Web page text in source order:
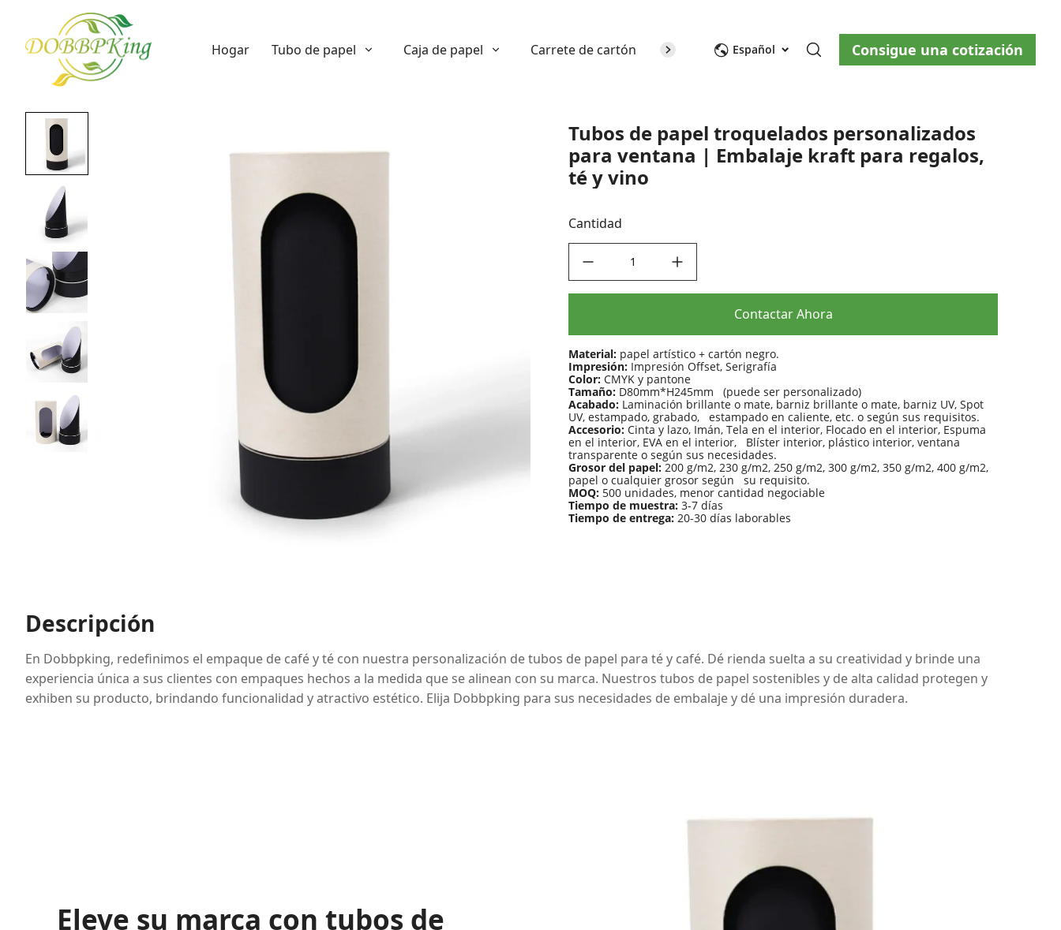
Hogar Tubo de papel Caja de papel Carrete de cartón Sobre nosotros Blog Contáctenos
Español Consigue una cotización
Tubos de papel troquelados personalizados
para ventana | Embalaje kraft para regalos,
té y vino
Cantidad
Contactar Ahora
Material: papel artístico + cartón negro.
Impresión: Impresión Offset, Serigrafía
Color: CMYK y pantone
Tamaño: D80mm*H245mm (puede ser personalizado)
Acabado: Laminación brillante o mate, barniz brillante o mate, barniz UV, Spot
UV, estampado, grabado, estampado en caliente, etc. o según sus requisitos.
Accesorio: Cinta y lazo, Imán, Tela en el interior, Flocado en el interior, Espuma
en el interior, EVA en el interior, Blíster interior, plástico interior, ventana
transparente o según sus necesidades.
Grosor del papel: 200 g/m2, 230 g/m2, 250 g/m2, 300 g/m2, 350 g/m2, 400 g/m2,
papel o cualquier grosor según su requisito.
MOQ: 500 unidades, menor cantidad negociable
Tiempo de muestra: 3-7 días
Tiempo de entrega: 20-30 días laborables
Descripción
En Dobbpking, redefinimos el empaque de café y té con nuestra personalización de tubos de papel para té y café. Dé rienda suelta a su creatividad y brinde una
experiencia única a sus clientes con empaques hechos a la medida que se alinean con su marca. Nuestros tubos de papel sostenibles y de alta calidad protegen y
exhiben su producto, brindando funcionalidad y atractivo estético. Elija Dobbpking para sus necesidades de embalaje y dé una impresión duradera.
Eleve su marca con tubos de